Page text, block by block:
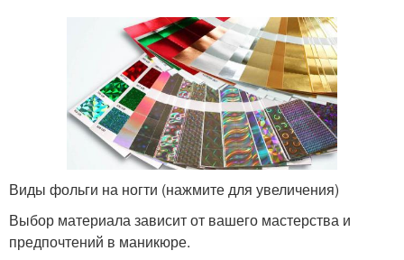
Виды фольги на ногти (нажмите для увеличения)
Выбор материала зависит от вашего мастерства и
предпочтений в маникюре.